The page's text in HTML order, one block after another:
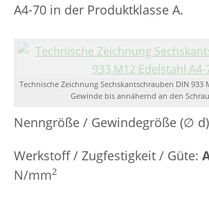
A4-70 in der Produktklasse A.
Technische Zeichnung Sechskantschrauben DIN 933
Gewinde bis annähernd an den
Nenngröße / Gewindegröße (∅
Werkstoff / Zugfestigkeit / Güte:
N/mm2